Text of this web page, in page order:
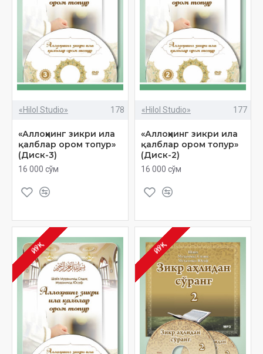
«Hilol Studio» 178
«Аллоҳнинг зикри ила
қалблар ором топур»
(Диск-3)
16 000 сўм
«Hilol Studio» 177
«Аллоҳнинг зикри ила
қалблар ором топур»
(Диск-2)
16 000 сўм
ЙЎҚ ЙЎҚ